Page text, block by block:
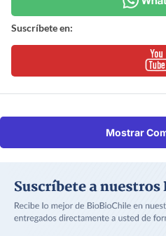
Suscríbete en:
Mostrar